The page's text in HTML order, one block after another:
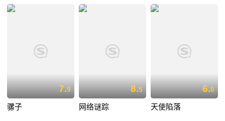
7.9
骡子
8.5
网络谜踪
6.0
天使陷落